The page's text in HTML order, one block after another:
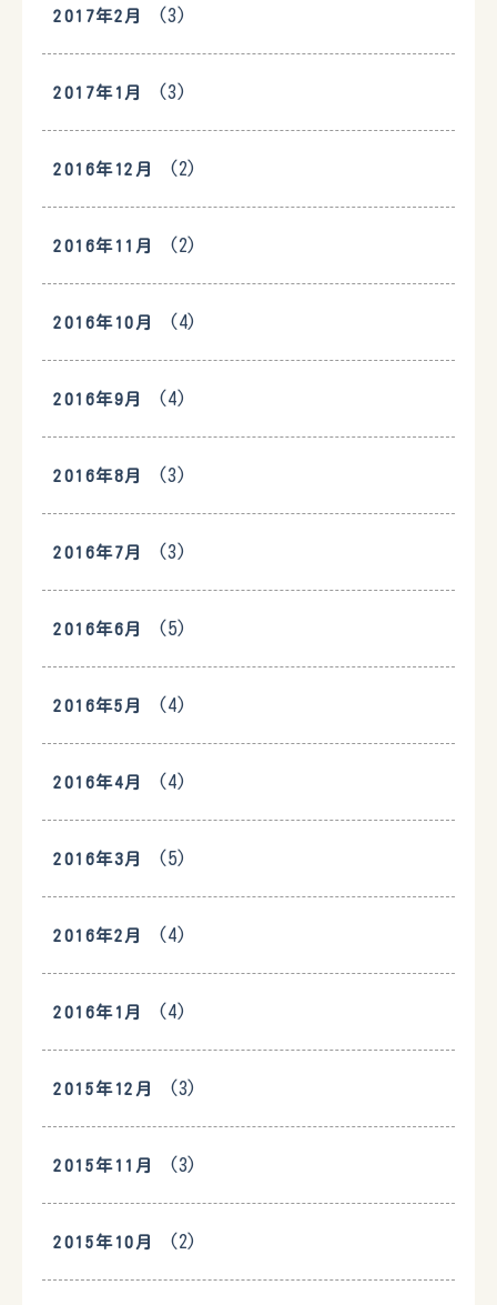
2017年2月 (3)
2017年1月 (3)
2016年12月 (2)
2016年11月 (2)
2016年10月 (4)
2016年9月 (4)
2016年8月 (3)
2016年7月 (3)
2016年6月 (5)
2016年5月 (4)
2016年4月 (4)
2016年3月 (5)
2016年2月 (4)
2016年1月 (4)
2015年12月 (3)
2015年11月 (3)
2015年10月 (2)